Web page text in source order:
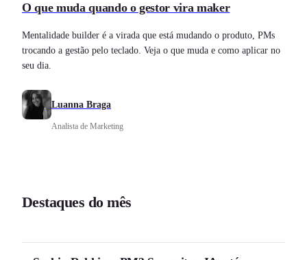
O que muda quando o gestor vira maker
Mentalidade builder é a virada que está mudando o produto, PMs
trocando a gestão pelo teclado. Veja o que muda e como aplicar no
seu dia.
Luanna Braga
Analista de Marketing
Destaques do mês